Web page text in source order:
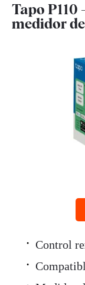
Tapo
medidor
Control